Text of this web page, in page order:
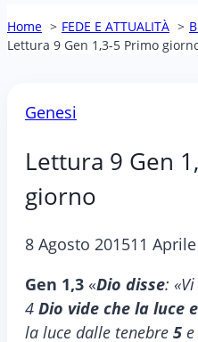
Home FEDE E ATTUALITÀ
Lettura 9 Gen 1,3-5 Primo
Genesi
Lettura 9 Gen
giorno
8 Agosto 201511
Gen 1,3 «Dio disse:
4 Dio vide che la luce
la luce dalle tenebre 5